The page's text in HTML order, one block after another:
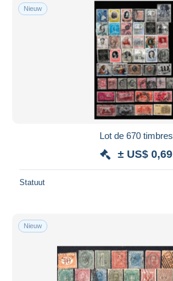
Nieuw
Lot de 670 timbres
± US$ 0,69
Statuut
Nieuw